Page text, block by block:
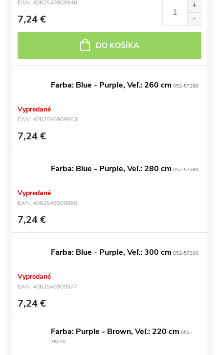
EAN: 4062546909946
7,24 €
DO KOŠÍKA
Farba: Blue - Purple, Veľ.: 260 cm 052-57260
Vypredané
EAN: 4062546909953
7,24 €
Farba: Blue - Purple, Veľ.: 280 cm 052-57280
Vypredané
EAN: 4062546909960
7,24 €
Farba: Blue - Purple, Veľ.: 300 cm 052-57300
Vypredané
EAN: 4062546909977
7,24 €
Farba: Purple - Brown, Veľ.: 220 cm 052-
78220